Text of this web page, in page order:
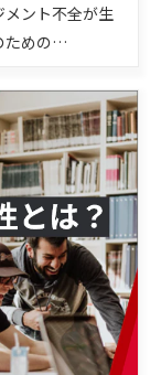
ント不全が生
ための…